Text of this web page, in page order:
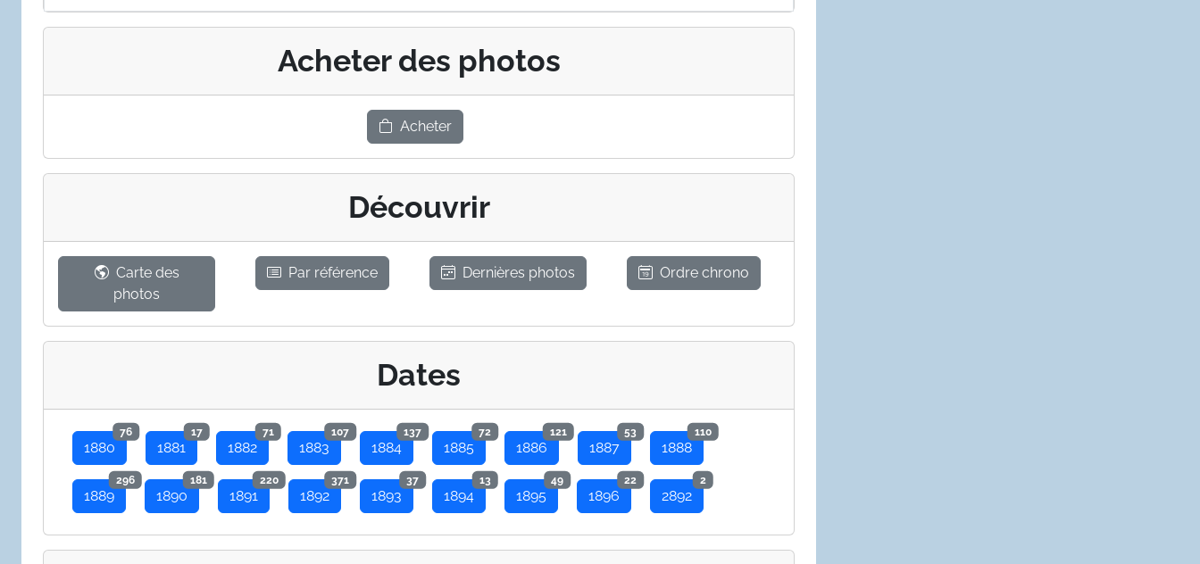
Acheter des photos
Acheter
Découvrir
Carte des
photos
Par référence Dernières photos Ordre chrono
Dates
1880
76
1881
17
1882
71
1883
107
1884
137
1885
72
1886
121
1887
53
1888
110
1889
296
1890
181
1891
220
1892
371
1893
37
1894
13
1895
49
1896
22
2892
2